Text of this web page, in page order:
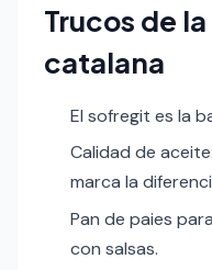
Trucos de
catalana
El sofregit es la
Calidad de
marca la
Pan de paies
con salsas.